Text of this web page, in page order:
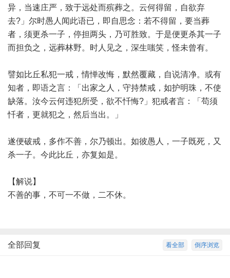
异，当速庄严，致于远处而殡葬之。云何得留，自欲弃
去?」尔时愚人闻此语已，即自思念：若不得留，要当葬
者，须更杀一子，停担两头，乃可胜致。于是便更杀其一子
而担负之，远葬林野。时人见之，深生嗤笑，怪未曾有。
譬如比丘私犯一戒，情惮改悔，默然覆藏，自说清净。或有
知者，即语之言：「出家之人，守持禁戒，如护明珠，不使
缺落。汝今云何违犯所受，欲不忏悔?」犯戒者言：「苟须
忏者，更就犯之，然后当出。」
遂便破戒，多作不善，尔乃顿出。如彼愚人，一子既死，又
杀一子。今此比丘，亦复如是。
【解说】
不善的事，不可一不做，二不休。
倒序浏览
看全部
全部回复